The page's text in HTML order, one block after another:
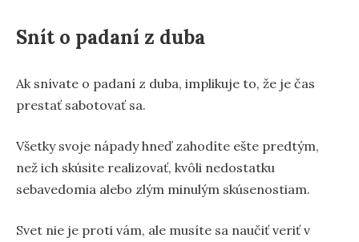
Snít o padaní z duba
Ak snívate o padaní z duba, implikuje to, že je čas
prestať sabotovať sa.
Všetky svoje nápady hneď zahodíte ešte predtým,
než ich skúsite realizovať, kvôli nedostatku
sebavedomia alebo zlým minulým skúsenostiam.
Svet nie je proti vám, ale musíte sa naučiť veriť v